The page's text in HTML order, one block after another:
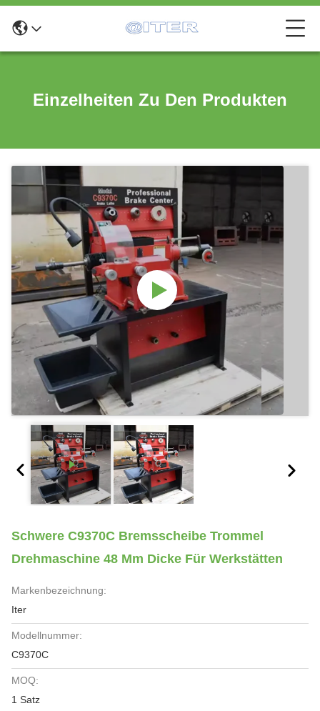
Einzelheiten Zu Den Produkten
Schwere C9370C Bremsscheibe Trommel
Drehmaschine 48 Mm Dicke Für Werkstätten
Markenbezeichnung:
Iter
Modellnummer:
C9370C
MOQ:
1 Satz